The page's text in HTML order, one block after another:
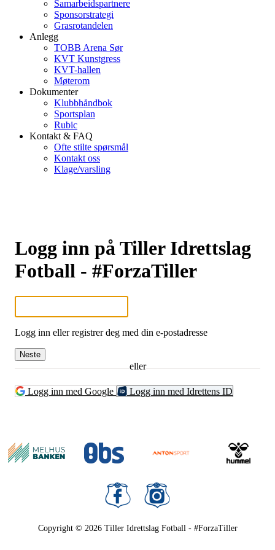
Samarbeidspartnere
Sponsorstrategi
Grasrotandelen
Anlegg
TOBB Arena Sør
KVT Kunstgress
KVT-hallen
Møterom
Dokumenter
Klubbhåndbok
Sportsplan
Rubic
Kontakt & FAQ
Ofte stilte spørsmål
Kontakt oss
Klage/varsling
Logg inn på Tiller Idrettslag
Fotball - #ForzaTiller
Logg inn eller registrer deg med din e-postadresse
Neste
eller
Logg inn med Google Logg inn med Idrettens ID
Copyright © 2026 Tiller Idrettslag Fotball - #ForzaTiller